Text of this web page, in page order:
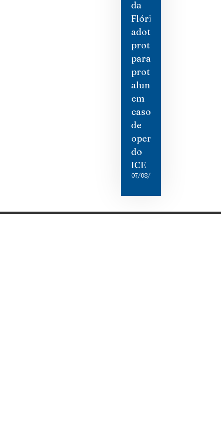
da
Flórida
adotam
protocolos
para
proteger
alunos
em
caso
de
operações
do
ICE
07/08/2026